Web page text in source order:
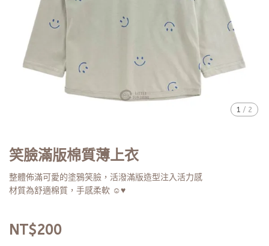
1 / 2
笑臉滿版棉質薄上衣
整體佈滿可愛的塗鴉笑臉，活潑滿版造型注入活力感
材質為舒適棉質，手感柔軟 ☺♥︎
NT$200